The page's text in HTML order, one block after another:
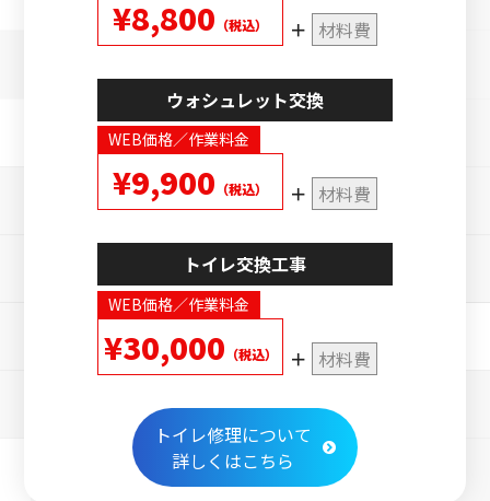
¥8,800 （税込） 材料費
ウォシュレット交換
WEB価格／作業料金
¥9,900 （税込） 材料費
トイレ交換工事
WEB価格／作業料金
¥30,000 （税込） 材料費
トイレ修理について
詳しくはこちら